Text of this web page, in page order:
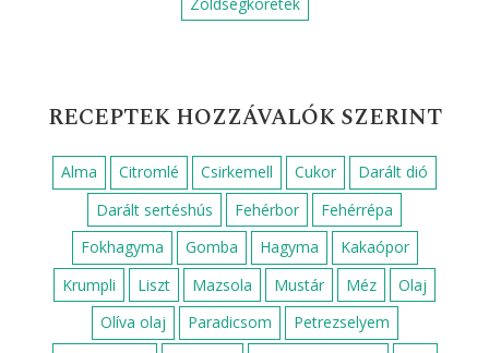
RECEPTEK FOGÁS SZERINT
Cukkini köret Desszert Ebéd
Egyszerű ebéd
Egyszerű reggeli
Egyszerű vacsora
Előétel
Főzelékek
Főzelék feltét
Főétel